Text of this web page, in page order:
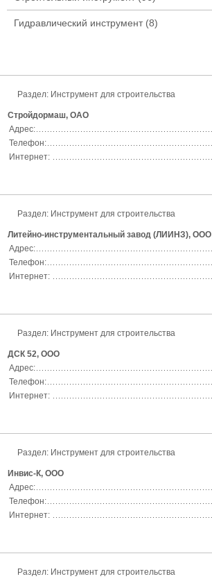
Гидравлический инструмент(8)
Раздел: Инструмент для строительства
Стройдормаш, ОАО
Адрес:
Телефон:
Интернет:
Раздел: Инструмент для строительства
Литейно-инструментальный завод (ЛИИНЗ), ООО
Адрес:
Телефон:
Интернет:
Раздел: Инструмент для строительства
ДСК 52, ООО
Адрес:
Телефон:
Интернет:
Раздел: Инструмент для строительства
Инвис-К, ООО
Адрес:
Телефон:
Интернет:
Раздел: Инструмент для строительства